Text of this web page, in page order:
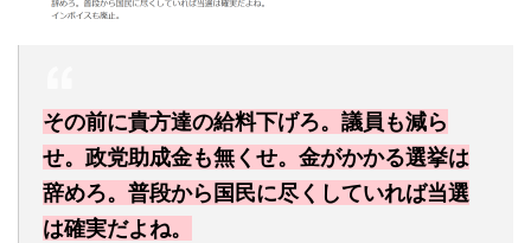
その前に貴方達の給料下げろ。議員も減ら
せ。政党助成金も無くせ。金がかかる選挙は
辞めろ。普段から国民に尽くしていれば当選
は確実だよね。